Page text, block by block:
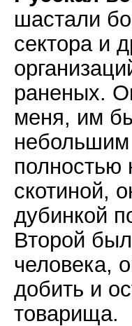
шастали
сектора и
раненых.
меня, им
полностью
скотиной,
дубинкой
Второй
человека,
добить и
товарища.